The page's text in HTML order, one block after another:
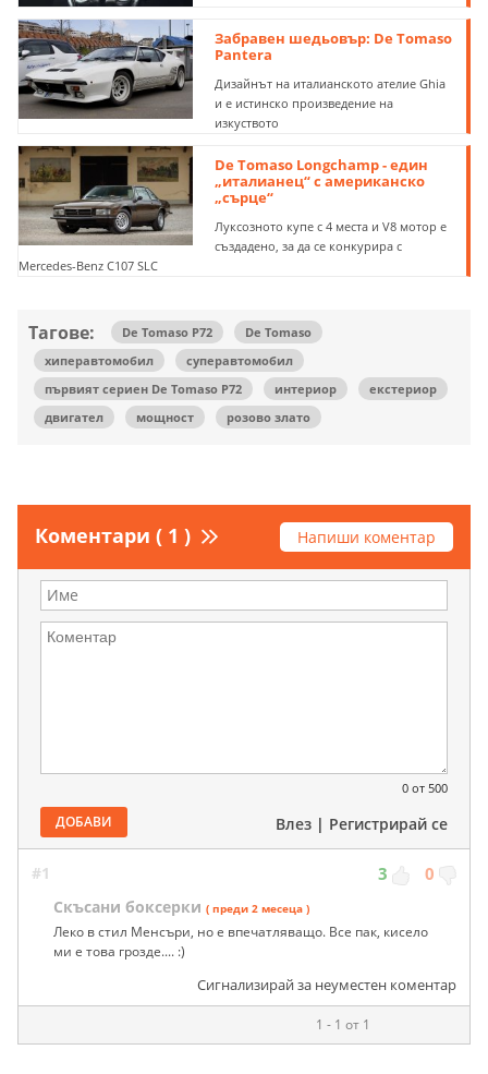
Забравен шедьовър: De Tomaso
Pantera
Дизайнът на италианското ателие Ghia
и е истинско произведение на
изкуството
De Tomaso Longchamp - един
„италианец“ с американско
„сърце“
Луксозното купе с 4 места и V8 мотор е
създадено, за да се конкурира с
Mercedes-Benz C107 SLC
Тагове: De Tomaso P72
De Tomaso
хиперавтомобил
суперавтомобил
първият сериен De Tomaso P72
интериор
екстериор
двигател
мощност розово злато
Коментари ( 1 ) Напиши коментар
0 от 500
ДОБАВИ Влез | Регистрирай се
#1 3 0
Скъсани боксерки ( преди 2 месеца )
Леко в стил Менсъри, но е впечатляващо. Все пак, кисело
ми е това грозде.... :)
Сигнализирай за неуместен коментар
1 - 1 от 1